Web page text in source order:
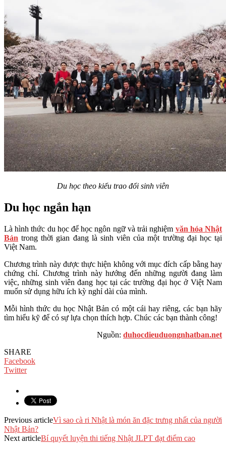
Du học theo kiểu trao đổi sinh viên
Du học ngắn hạn
Là hình thức du học để học ngôn ngữ và trải nghiệm văn hóa Nhật
Bản trong thời gian đang là sinh viên của một trường đại học tại
Việt Nam.
Chương trình này được thực hiện không với mục đích cấp bằng hay
chứng chỉ. Chương trình này hướng đến những người đang làm
việc, những sinh viên đang học tại các trường đại học ở Việt Nam
muốn sử dụng hữu ích kỳ nghỉ dài của mình.
Mỗi hình thức du học Nhật Bản có một cái hay riêng, các bạn hãy
tìm hiểu kỹ để có sự lựa chọn thích hợp. Chúc các bạn thành công!
Nguồn: duhocdieuduongnhatban.net
SHARE
Facebook
Twitter
Previous articleVì sao cà ri Nhật là món ăn đặc trưng nhất của người
Nhật Bản?
Next articleBí quyết luyện thi tiếng Nhật JLPT đạt điểm cao